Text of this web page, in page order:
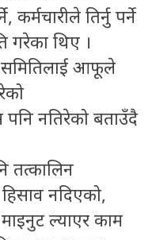
तिर्नु पर्ने
गरेका थिए ।
समितिलाई आफूले
नतिरेको बताउँदै
तत्कालिन
नदिएको,
ल्याएर काम